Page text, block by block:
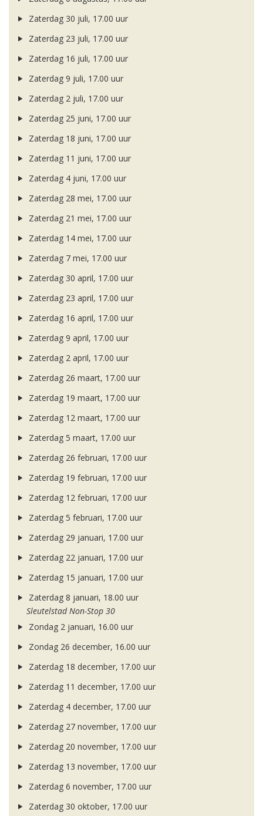
Zaterdag 30 juli, 17.00 uur
Zaterdag 23 juli, 17.00 uur
Zaterdag 16 juli, 17.00 uur
Zaterdag 9 juli, 17.00 uur
Zaterdag 2 juli, 17.00 uur
Zaterdag 25 juni, 17.00 uur
Zaterdag 18 juni, 17.00 uur
Zaterdag 11 juni, 17.00 uur
Zaterdag 4 juni, 17.00 uur
Zaterdag 28 mei, 17.00 uur
Zaterdag 21 mei, 17.00 uur
Zaterdag 14 mei, 17.00 uur
Zaterdag 7 mei, 17.00 uur
Zaterdag 30 april, 17.00 uur
Zaterdag 23 april, 17.00 uur
Zaterdag 16 april, 17.00 uur
Zaterdag 9 april, 17.00 uur
Zaterdag 2 april, 17.00 uur
Zaterdag 26 maart, 17.00 uur
Zaterdag 19 maart, 17.00 uur
Zaterdag 12 maart, 17.00 uur
Zaterdag 5 maart, 17.00 uur
Zaterdag 26 februari, 17.00 uur
Zaterdag 19 februari, 17.00 uur
Zaterdag 12 februari, 17.00 uur
Zaterdag 5 februari, 17.00 uur
Zaterdag 29 januari, 17.00 uur
Zaterdag 22 januari, 17.00 uur
Zaterdag 15 januari, 17.00 uur
Zaterdag 8 januari, 18.00 uur
Sleutelstad Non-Stop 30
Zondag 2 januari, 16.00 uur
Zondag 26 december, 16.00 uur
Zaterdag 18 december, 17.00 uur
Zaterdag 11 december, 17.00 uur
Zaterdag 4 december, 17.00 uur
Zaterdag 27 november, 17.00 uur
Zaterdag 20 november, 17.00 uur
Zaterdag 13 november, 17.00 uur
Zaterdag 6 november, 17.00 uur
Zaterdag 30 oktober, 17.00 uur